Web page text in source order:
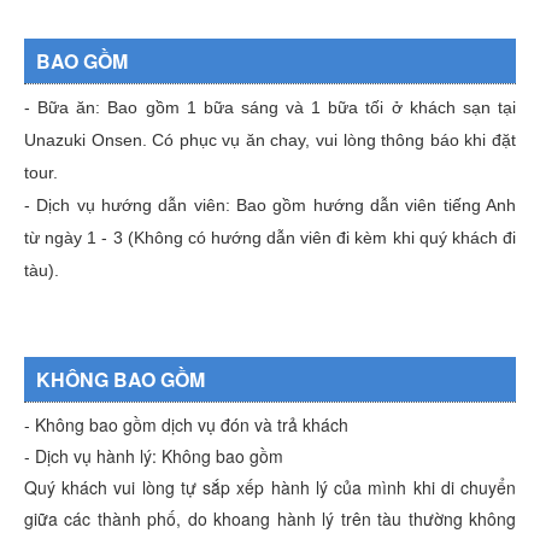
BAO GỒM
- Bữa ăn: Bao gồm 1 bữa sáng và 1 bữa tối ở khách sạn tại
Unazuki Onsen. Có phục vụ ăn chay, vui lòng thông báo khi đặt
tour.
- Dịch vụ hướng dẫn viên: Bao gồm hướng dẫn viên tiếng Anh
từ ngày 1 - 3 (Không có hướng dẫn viên đi kèm khi quý khách đi
tàu).
KHÔNG BAO GỒM
- Không bao gồm dịch vụ đón và trả khách
- Dịch vụ hành lý: Không bao gồm
Quý khách vui lòng tự sắp xếp hành lý của mình khi di chuyển
giữa các thành phố, do khoang hành lý trên tàu thường không